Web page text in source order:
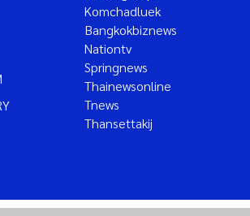
Nationgroup
Komchadluek
Bangkokbiznews
Nationtv
Springnews
Thainewsonline
Tnews